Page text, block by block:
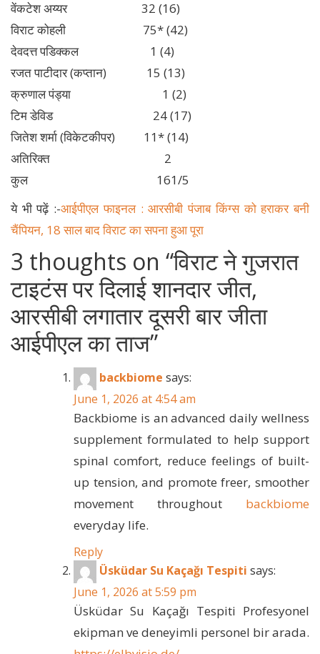
वेंकटेश अय्यर 32 (16)
विराट कोहली 75* (42)
देवदत्त पडिक्कल 1 (4)
रजत पाटीदार (कप्तान) 15 (13)
क्रुणाल पंड्या 1 (2)
टिम डेविड 24 (17)
जितेश शर्मा (विकेटकीपर) 11* (14)
अतिरिक्त 2
कुल 161/5
ये भी पढ़ें :-आईपीएल फाइनल : आरसीबी पंजाब किंग्स को हराकर बनी
चैंपियन, 18 साल बाद विराट का सपना हुआ पूरा
3 thoughts on “विराट ने गुजरात
टाइटंस पर दिलाई शानदार जीत,
आरसीबी लगातार दूसरी बार जीता
आईपीएल का ताज”
backbiome says:
June 1, 2026 at 4:54 am
Backbiome is an advanced daily wellness
supplement formulated to help support
spinal comfort, reduce feelings of built-
up tension, and promote freer, smoother
movement throughout backbiome
everyday life.
Reply
Üsküdar Su Kaçağı Tespiti says:
June 1, 2026 at 5:59 pm
Üsküdar Su Kaçağı Tespiti Profesyonel
ekipman ve deneyimli personel bir arada.